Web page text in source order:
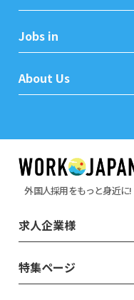
Jobs in
About Us
外国人採用をもっと身近に!
求人企業様
特集ページ